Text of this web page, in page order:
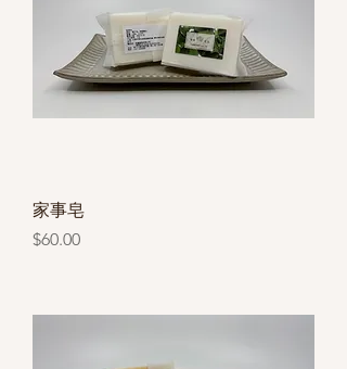
家事皂
價格
$60.00